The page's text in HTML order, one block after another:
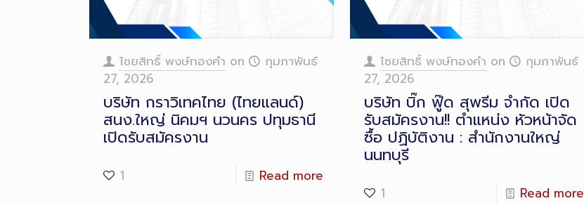
ไชยสิทธิ์ พงษ์ทองคำ on
กุมภาพันธ์
27, 2026
บริษัท กราวิเทคไทย (ไทยแลนด์)
สนง.ใหญ่ นิคมฯ นวนคร ปทุมธานี
เปิดรับสมัครงาน
1 Read more
ไชยสิทธิ์ พงษ์ทองคำ on
กุมภาพันธ์
27, 2026
บริษัท บิ๊ก ฟู๊ด สุพรีม จำกัด เปิด
รับสมัครงาน!! ตำแหน่ง หัวหน้าจัด
ซื้อ ปฏิบัติงาน : สำนักงานใหญ่
นนทบุรี
1 Read more